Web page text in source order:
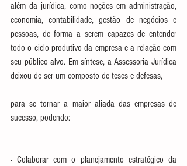
além da jurídica, como noções em administração,
economia, contabilidade, gestão de negócios e
pessoas, de forma a serem capazes de entender
todo o ciclo produtivo da empresa e a relação com
seu público alvo. Em síntese, a Assessoria Jurídica
deixou de ser um composto de teses e defesas,
para se tornar a maior aliada das empresas de
sucesso, podendo:
- Colaborar com o planejamento estratégico da